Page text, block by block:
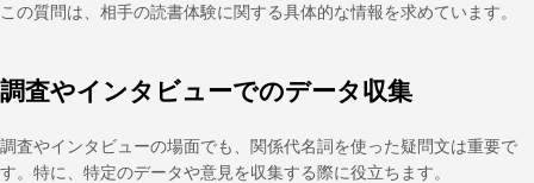
この質問は、相手の読書体験に関する具体的な情報を求めています。
調査やインタビューでのデータ収集
調査やインタビューの場面でも、関係代名詞を使った疑問文は重要で
す。特に、特定のデータや意見を収集する際に役立ちます。